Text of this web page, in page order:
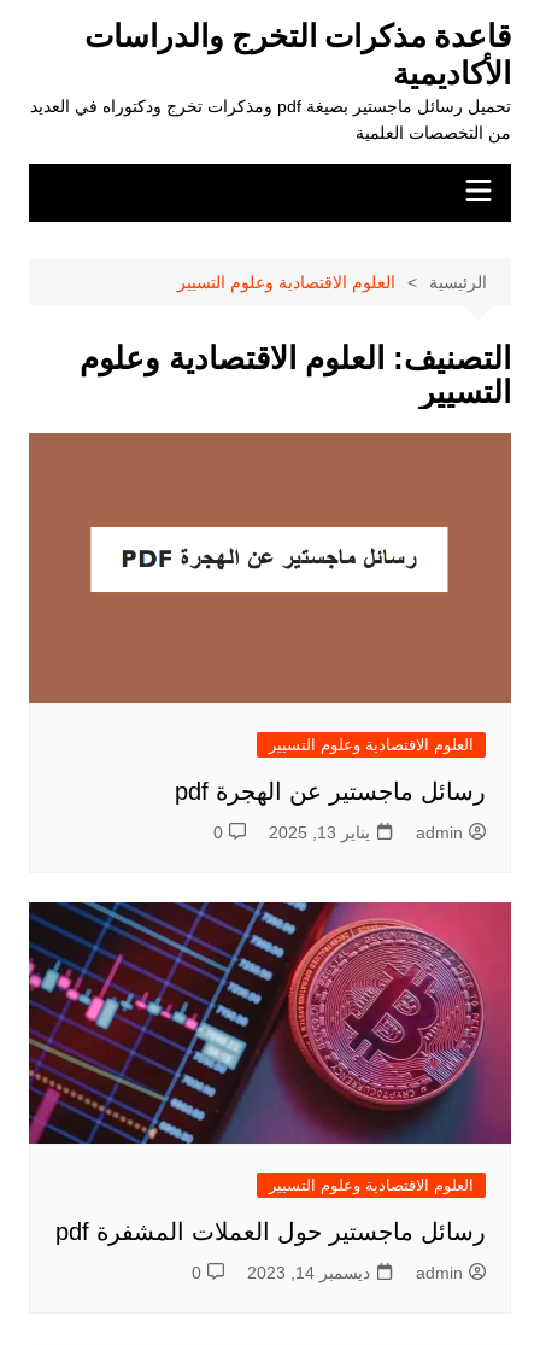
المحتوى
قاعدة مذكرات التخرج والدراسات
الأكاديمية
تحميل رسائل ماجستير بصيغة pdf ومذكرات تخرج ودكتوراه في العديد
من التخصصات العلمية
الرئيسية العلوم الاقتصادية وعلوم التسيير
التصنيف: العلوم الاقتصادية وعلوم
التسيير
العلوم الاقتصادية وعلوم التسيير
رسائل ماجستير عن الهجرة pdf
admin يناير 13, 2025 0
العلوم الاقتصادية وعلوم التسيير
رسائل ماجستير حول العملات المشفرة pdf
admin ديسمبر 14, 2023 0